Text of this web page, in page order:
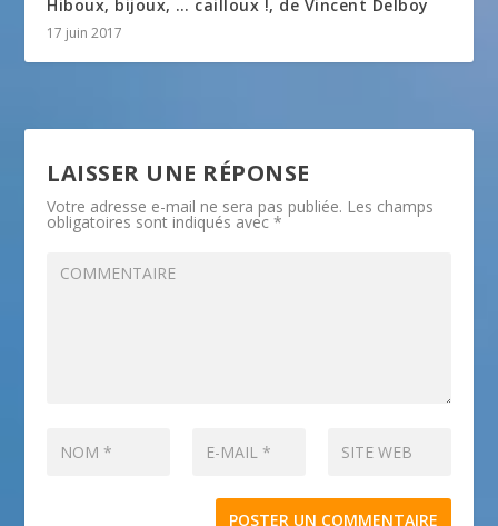
Hiboux, bijoux, … cailloux !, de Vincent Delboy
17 juin 2017
LAISSER UNE RÉPONSE
Votre adresse e-mail ne sera pas publiée. Les champs
obligatoires sont indiqués avec*